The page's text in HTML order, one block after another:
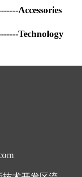
Accessories
Technology